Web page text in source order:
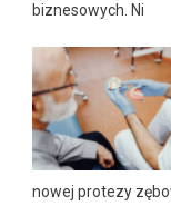
biznesowych. Ni
nowej protezy